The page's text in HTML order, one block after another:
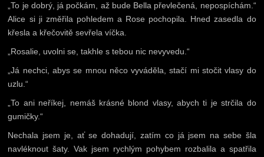
„To je dobrý, já počkám, až bude Bella převlečená, nepospíchám.“
Alice si ji změřila pohledem a Rose pochopila. Hned zasedla do
křesla a křečovitě sevřela víčka.
„Rosalie, uvolni se, takhle s tebou nic nevyvedu.“
„Já nechci, abys se mnou něco vyváděla, stačí mi stočit vlasy do
uzlu.“
„To ani neříkej, nemáš krásné blond vlasy, abych ti je strčila do
gumičky.“
Nechala jsem je, ať se dohadují, zatím co já jsem na sebe šla
navléknout šaty. Vak jsem rychlým pohybem rozbalila a spatřila